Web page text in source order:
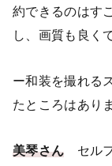
約できるのはす
し、画質も良く
ー和装を撮れる
たところはあり
美琴さん セル